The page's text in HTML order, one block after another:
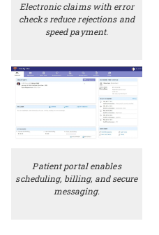
Electronic claims with error
checks reduce rejections and
speed payment.
Patient portal enables
scheduling, billing, and secure
messaging.